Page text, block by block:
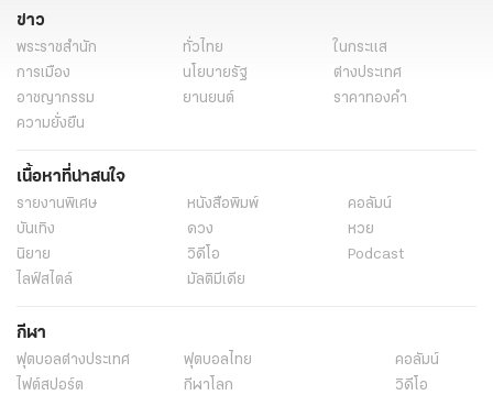
ข่าว
พระราชสำนัก ทั่วไทย
ในกระแส
การเมือง
นโยบายรัฐ
ต่างประเทศ
อาชญากรรม
ยานยนต์
ราคาทองคำ
ความยั่งยืน
เนื้อหาที่น่าสนใจ
รายงานพิเศษ หนังสือพิมพ์
คอลัมน์
บันเทิง
ดวง
หวย
นิยาย
วิดีโอ
Podcast
ไลฟ์สไตล์
มัลติมีเดีย
กีฬา
ฟุตบอลต่่างประเทศ ฟุตบอลไทย
คอลัมน์
ไฟต์สปอร์ต
กีฬาโลก
วิดีโอ